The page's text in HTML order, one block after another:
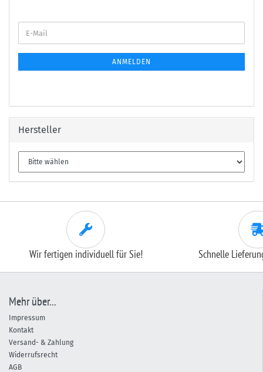
E-
Mail
ANMELDEN
Hersteller
Wir fertigen individuell für Sie! Schnelle
Mehr über...
Impressum
Kontakt
Versand- & Zahlung
Widerrufsrecht
AGB